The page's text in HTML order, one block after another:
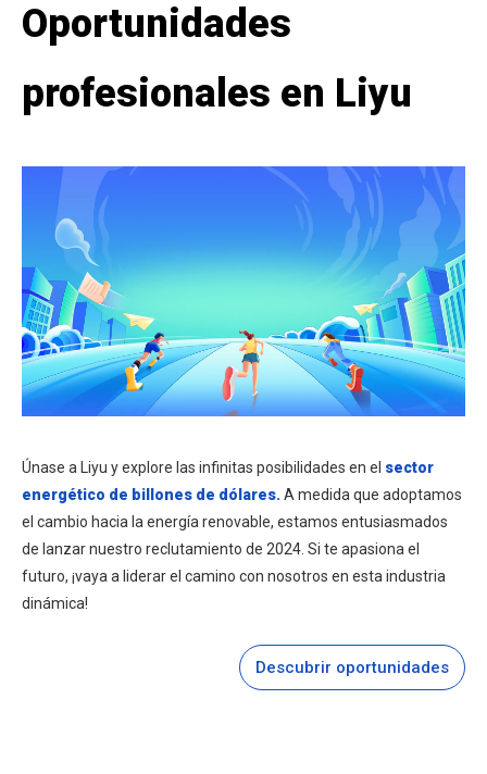
Oportunidades
profesionales en Liyu
Únase a Liyu y explore las infinitas posibilidades en el sector
energético de billones de dólares.A medida que adoptamos
el cambio hacia la energía renovable, estamos entusiasmados
de lanzar nuestro reclutamiento de 2024. Si te apasiona el
futuro, ¡vaya a liderar el camino con nosotros en esta industria
dinámica!
Descubrir oportunidades